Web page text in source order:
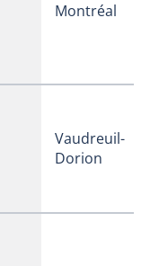
Montréal
Vaudreuil-
Dorion